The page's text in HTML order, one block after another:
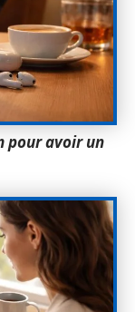
pour avoir un